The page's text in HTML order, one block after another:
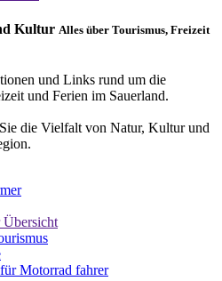
Kultur Alles über Tourismus, Freizeit
und Links rund um die
und Ferien im Sauerland.
die Vielfalt von Natur, Kultur und
Motorrad fahrer